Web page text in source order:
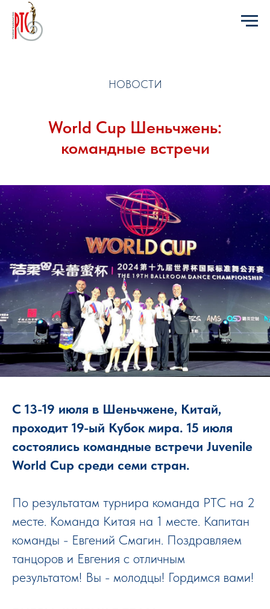
НОВОСТИ
World Cup Шеньчжень:
командные встречи
С 13-19 июля в Шеньчжене, Китай,
проходит 19-ый Кубок мира. 15 июля
состоялись командные встречи Juvenile
World Cup среди семи стран.
По результатам турнира команда РТС на 2
месте. Команда Китая на 1 месте. Капитан
команды - Евгений Смагин. Поздравляем
танцоров и Евгения с отличным
результатом! Вы - молодцы! Гордимся вами!